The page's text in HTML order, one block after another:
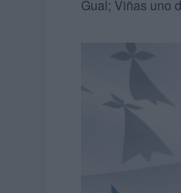
Gual; Viñas uno